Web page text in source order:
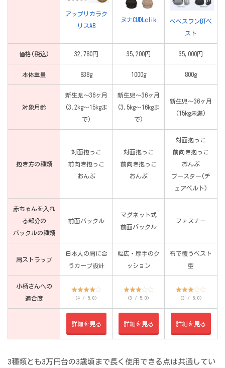
アップリカラク
リスAB
ヌナCUDLclik
べべスワンBTベ
スト
価格(税込) 32,780円 35,200円 35,000円
本体重量 838g 1000g 800g
対象月齢
新生児〜36ヶ月
(3.2kg～15kgま
で)
新生児〜36ヶ月
(3.5kg～16kgま
で)
新生児〜36ヶ月
(15kg未満)
抱き方の種類
対面抱っこ
前向き抱っこ
おんぶ
対面抱っこ
前向き抱っこ
おんぶ
対面抱っこ
前向き抱っこ
おんぶ
ブースター(チ
ェアベルト)
赤ちゃんを入れ
る部分の
バックルの種類
前面バックル
マグネット式
前面バックル
ファスナー
肩ストラップ
日本人の肩に合
うカーブ設計
幅広・厚手のク
ッション
布で覆うベスト
型
小柄さんへの
適合度
(4 / 5.0) (3 / 5.0) (3 / 5.0)
詳細を見る 詳細を見る 詳細を見る
3種類とも3万円台の3歳頃まで長く使用できる点は共通してい